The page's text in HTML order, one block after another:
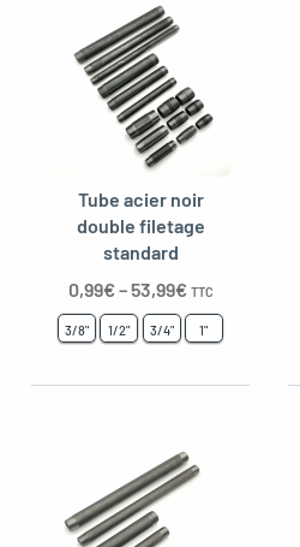
Tube acier noir
double filetage
standard
0,99€–53,99€ TTC
3/8" 1/2" 3/4" 1"
menu
menu